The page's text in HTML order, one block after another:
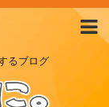
るブログ